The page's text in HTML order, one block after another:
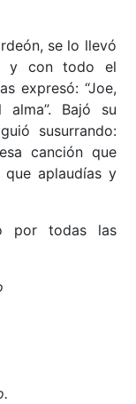
se lo llevó
y con todo el
expresó: “Joe,
Bajó su
susurrando:
canción que
que aplaudías y
por todas las